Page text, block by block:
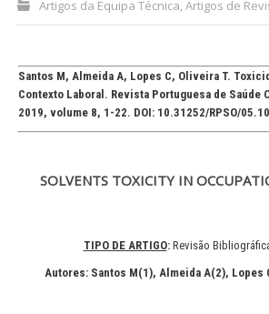
Submeta aqui
procura)
Investigarem
Congressos
Artigos da Equipa Técnica,Artigos de
Santos M, Almeida A, Lopes C, Oliveira T.
Contexto Laboral. Revista Portuguesa de Saúde
2019, volume 8, 1-22. DOI: 10.31252/RPSO/
SOLVENTS TOXICITY IN
TIPO DE ARTIGO: Revisão
Autores: Santos M(1), Almeida A(2), Lopes